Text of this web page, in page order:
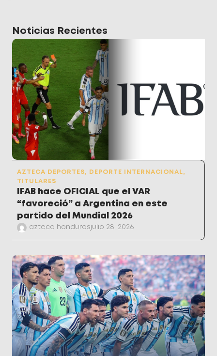
Noticias Recientes
AZTECA DEPORTES, DEPORTE INTERNACIONAL,
TITULARES
IFAB hace OFICIAL que el VAR
“favoreció” a Argentina en este
partido del Mundial 2026
azteca hondurasjulio 28, 2026